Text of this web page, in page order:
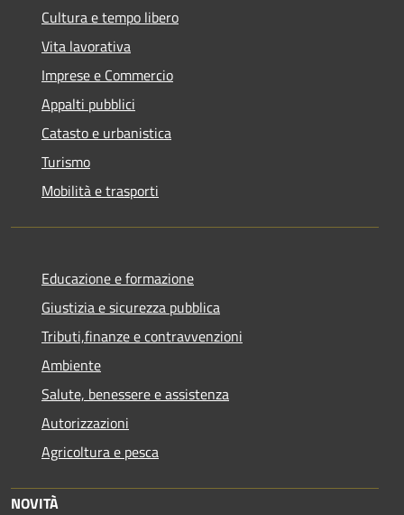
Cultura e tempo libero
Vita lavorativa
Imprese e Commercio
Appalti pubblici
Catasto e urbanistica
Turismo
Mobilità e trasporti
Educazione e formazione
Giustizia e sicurezza pubblica
Tributi,finanze e contravvenzioni
Ambiente
Salute, benessere e assistenza
Autorizzazioni
Agricoltura e pesca
NOVITÀ